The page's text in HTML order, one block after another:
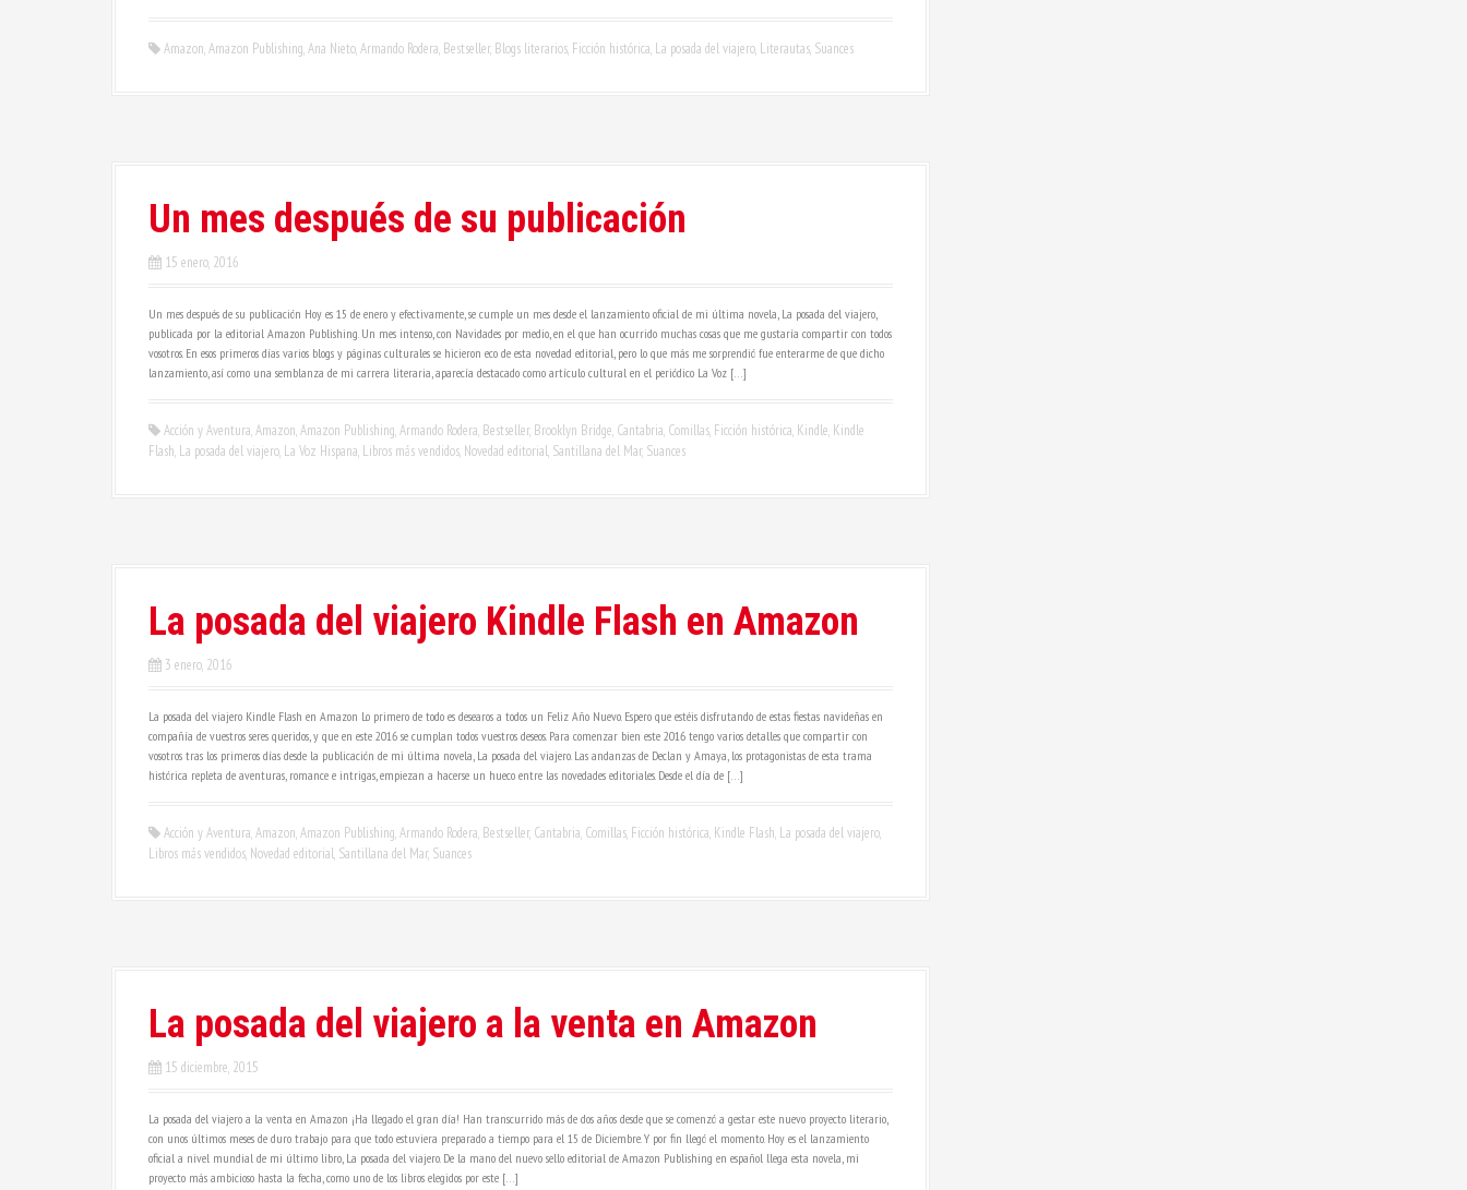
Amazon,Amazon Publishing,Ana Nieto,Armando Rodera, Bestseller, Blogs literarios, Ficción histórica, La posada del viajero, Literautas, Suances
Un mes después de su publicación
15 enero, 2016
Un mes después de su publicación Hoy es 15 de enero y efectivamente, se cumple un mes desde el lanzamiento oficial de mi última novela, La posada del viajero,
publicada por la editorial Amazon Publishing. Un mes intenso, con Navidades por medio, en el que han ocurrido muchas cosas que me gustaría compartir con todos
vosotros. En esos primeros días varios blogs y páginas culturales se hicieron eco de esta novedad editorial, pero lo que más me sorprendió fue enterarme de que dicho
lanzamiento, así como una semblanza de mi carrera literaria, aparecía destacado como artículo cultural en el periódico La Voz […]
Acción y Aventura,Amazon,Amazon Publishing,Armando Rodera, Bestseller, Brooklyn Bridge, Cantabria, Comillas, Ficción histórica, Kindle, Kindle
Flash, La posada del viajero, La Voz Hispana, Libros más vendidos, Novedad editorial, Santillana del Mar, Suances
La posada del viajero Kindle Flash en Amazon
3 enero, 2016
La posada del viajero Kindle Flash en Amazon Lo primero de todo es desearos a todos un Feliz Año Nuevo. Espero que estéis disfrutando de estas fiestas navideñas en
compañía de vuestros seres queridos, y que en este 2016 se cumplan todos vuestros deseos. Para comenzar bien este 2016 tengo varios detalles que compartir con
vosotros tras los primeros días desde la publicación de mi última novela, La posada del viajero. Las andanzas de Declan y Amaya, los protagonistas de esta trama
histórica repleta de aventuras, romance e intrigas, empiezan a hacerse un hueco entre las novedades editoriales. Desde el día de […]
Acción y Aventura,Amazon,Amazon Publishing,Armando Rodera, Bestseller, Cantabria, Comillas, Ficción histórica, Kindle Flash, La posada del viajero,
Libros más vendidos, Novedad editorial, Santillana del Mar, Suances
La posada del viajero a la venta en Amazon
15 diciembre, 2015
La posada del viajero a la venta en Amazon ¡Ha llegado el gran día! Han transcurrido más de dos años desde que se comenzó a gestar este nuevo proyecto literario,
con unos últimos meses de duro trabajo para que todo estuviera preparado a tiempo para el 15 de Diciembre. Y por fin llegó el momento. Hoy es el lanzamiento
oficial a nivel mundial de mi último libro, La posada del viajero. De la mano del nuevo sello editorial de Amazon Publishing en español llega esta novela, mi
proyecto más ambicioso hasta la fecha, como uno de los libros elegidos por este […]